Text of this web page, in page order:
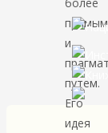
прямым
и
путем.
Его
идея